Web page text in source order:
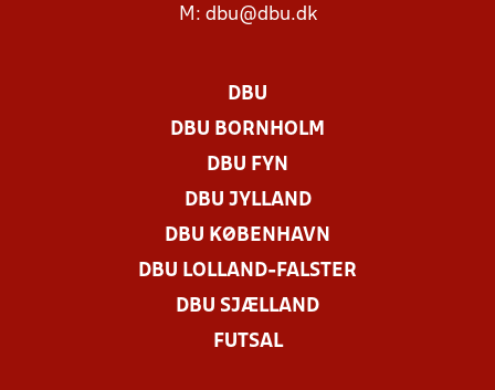
M: dbu@dbu.dk
DBU
DBU BORNHOLM
DBU FYN
DBU JYLLAND
DBU KØBENHAVN
DBU LOLLAND-FALSTER
DBU SJÆLLAND
FUTSAL